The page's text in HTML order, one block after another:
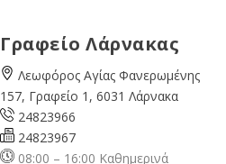
Γραφείο Λάρνακας
Λεωφόρος Αγίας Φανερωμένης
157, Γραφείο 1, 6031 Λάρνακα
24823966
24823967
08:00 – 16:00 Καθημερινά